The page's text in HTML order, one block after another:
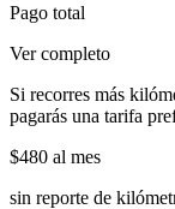
Pago total
Ver completo
Si recorres más
pagarás una tarifa
$480 al mes
sin reporte de